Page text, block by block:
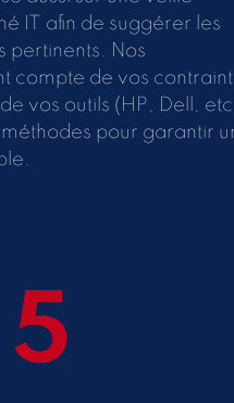
IT afin de suggérer les
pertinents. Nos
compte de vos
vos outils (HP, Dell,
pour garantir
5